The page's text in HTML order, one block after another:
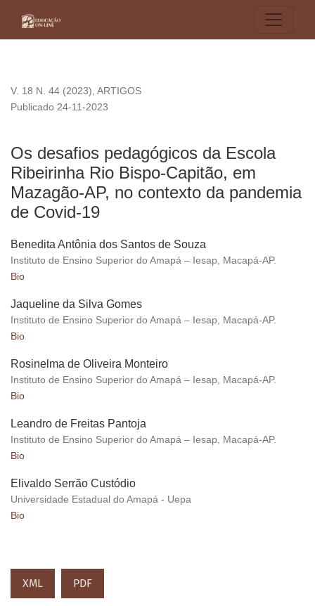
V. 18 N. 44 (2023), ARTIGOS
Os desafios pedagógicos da Escola
Ribeirinha Rio Bispo-Capitão, em
Mazagão-AP, no contexto da pandemia
de Covid-19
Publicado 24-11-2023
Benedita Antônia dos Santos de Souza
Instituto de Ensino Superior do Amapá – Iesap, Macapá-AP.
Bio
Jaqueline da Silva Gomes
Instituto de Ensino Superior do Amapá – Iesap, Macapá-AP.
Bio
Rosinelma de Oliveira Monteiro
Instituto de Ensino Superior do Amapá – Iesap, Macapá-AP.
Bio
Leandro de Freitas Pantoja
Instituto de Ensino Superior do Amapá – Iesap, Macapá-AP.
Bio
Elivaldo Serrão Custódio
Universidade Estadual do Amapá - Uepa
Bio
XML PDF